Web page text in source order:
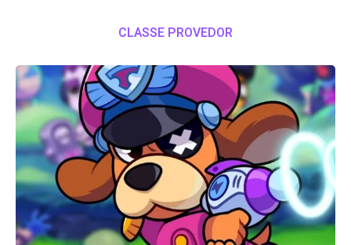
CLASSE PROVEDOR